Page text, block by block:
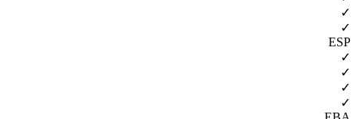
✓
✓
ESP
✓
✓
✓
✓